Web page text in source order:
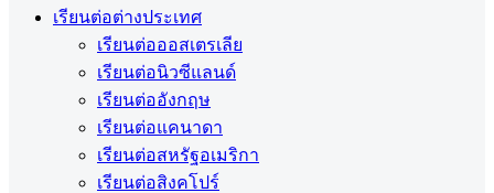
เรียนต่อต่างประเทศ
เรียนต่อออสเตรเลีย
เรียนต่อนิวซีแลนด์
เรียนต่ออังกฤษ
เรียนต่อแคนาดา
เรียนต่อสหรัฐอเมริกา
เรียนต่อสิงคโปร์